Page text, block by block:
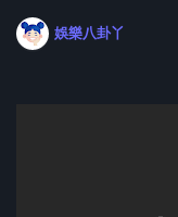
娛樂八卦丫